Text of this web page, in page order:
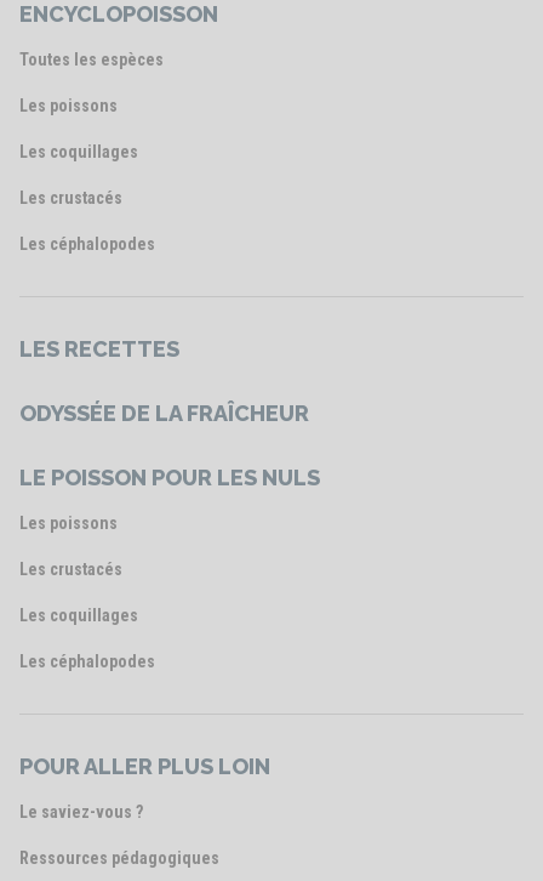
ENCYCLOPOISSON
Toutes les espèces
Les poissons
Les coquillages
Les crustacés
Les céphalopodes
LES RECETTES
ODYSSÉE DE LA FRAÎCHEUR
LE POISSON POUR LES NULS
Les poissons
Les crustacés
Les coquillages
Les céphalopodes
POUR ALLER PLUS LOIN
Le saviez-vous ?
Ressources pédagogiques